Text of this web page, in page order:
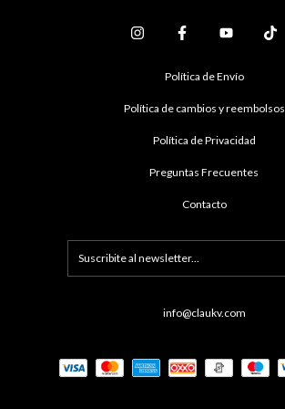
Política de Envío
Política de cambios y reembolsos
Política de Privacidad
Preguntas Frecuentes
Contacto
info@claukv.com